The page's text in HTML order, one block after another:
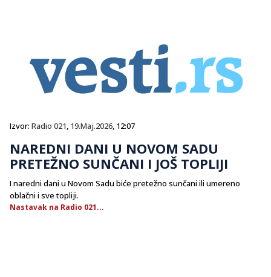
Izvor: Radio 021, 19.Maj.2026, 12:07
NAREDNI DANI U NOVOM SADU
PRETEŽNO SUNČANI I JOŠ TOPLIJI
I naredni dani u Novom Sadu biće pretežno sunčani ili umereno
oblačni i sve topliji.
Nastavak na Radio 021...